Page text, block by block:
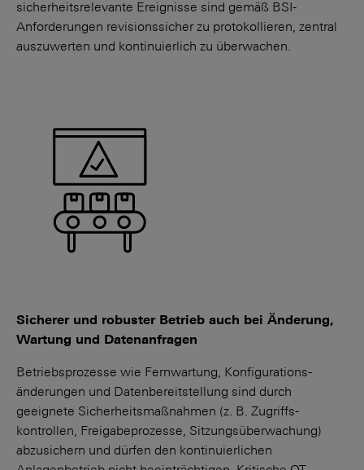
sicherheitsrelevante Ereignisse sind gemäß BSI-
Anforderungen revisionssicher zu protokollieren, zentral
auszuwerten und kontinuierlich zu überwachen.
Sicherer und robuster Betrieb auch bei Änderung,
Wartung und Datenanfragen
Betriebsprozesse wie Fernwartung, Konfigurations­
änderungen und Datenbereitstellung sind durch
geeignete Sicherheits­maßnahmen (z. B. Zugriffs­
kontrollen, Freigabeprozesse, Sitzungs­überwachung)
abzusichern und dürfen den kontinuierlichen